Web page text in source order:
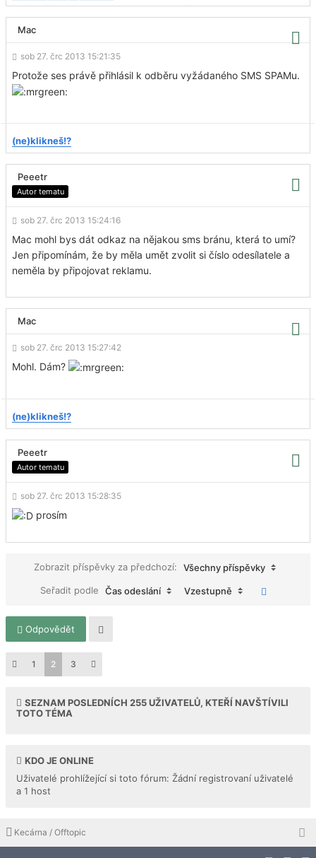
Mac
sob 27. črc 2013 15:21:35
Protože ses právě přihlásil k odběru vyžádaného SMS SPAMu.
(ne)klikneš!?
Peeetr
Autor tematu
sob 27. črc 2013 15:24:16
Mac mohl bys dát odkaz na nějakou sms bránu, která to umí?
Jen připomínám, že by měla umět zvolit si číslo odesílatele a
neměla by připojovat reklamu.
Mac
sob 27. črc 2013 15:27:42
Mohl. Dám?
(ne)klikneš!?
Peeetr
Autor tematu
sob 27. črc 2013 15:28:35
prosím
Zobrazit příspěvky za předchozí:
Všechny příspěvky
Seřadit podle
Čas odeslání Vzestupně
Odpovědět
1 2 3
SEZNAM POSLEDNÍCH 255UŽIVATELŮ, KTEŘÍ NAVŠTÍVILI
TOTO TÉMA
KDO JE ONLINE
Uživatelé prohlížející si toto fórum: Žádní registrovaní uživatelé
a 1 host
Kecárna / Offtopic